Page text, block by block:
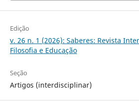
Edição
v. 26 n. 1 (2026): Saberes: Revista
Filosofia e Educação
Seção
Artigos (interdisciplinar)